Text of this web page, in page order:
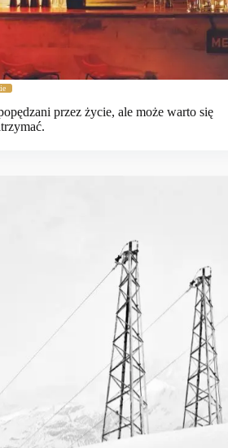
przez życie, ale może warto się